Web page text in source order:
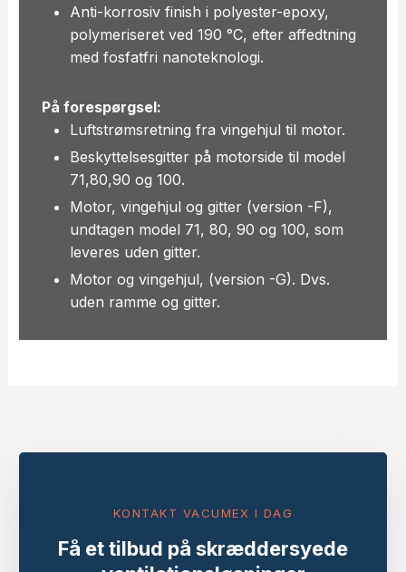
Anti-korrosiv finish i polyester-epoxy,
polymeriseret ved 190 °C, efter affedtning
med fosfatfri nanoteknologi.
På forespørgsel:
Luftstrømsretning fra vingehjul til motor.
Beskyttelsesgitter på motorside til model
71,80,90 og 100.
Motor, vingehjul og gitter (version -F),
undtagen model 71, 80, 90 og 100, som
leveres uden gitter.
Motor og vingehjul, (version -G). Dvs.
uden ramme og gitter.
KONTAKT VACUMEX I DAG
Få et tilbud på skræddersyede